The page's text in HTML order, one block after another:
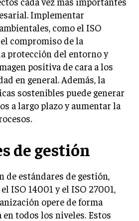
EMPRESARIAL
Y SUCESIÓN
EMPRESARIAL
RESOLUCIÓN DE CONFLICTOS
Y REGULACIONES
Y CASOS DE ESTUDIO
NEGOCIOS
Implementar
como el ISO
compromiso de la
protección del entorno y
positiva de cara a los
en general. Además, la
sostenibles puede generar
a largo plazo y aumentar la
de gestión
de estándares de gestión,
ISO 14001 y el ISO 27001,
opere de forma
todos los niveles. Estos